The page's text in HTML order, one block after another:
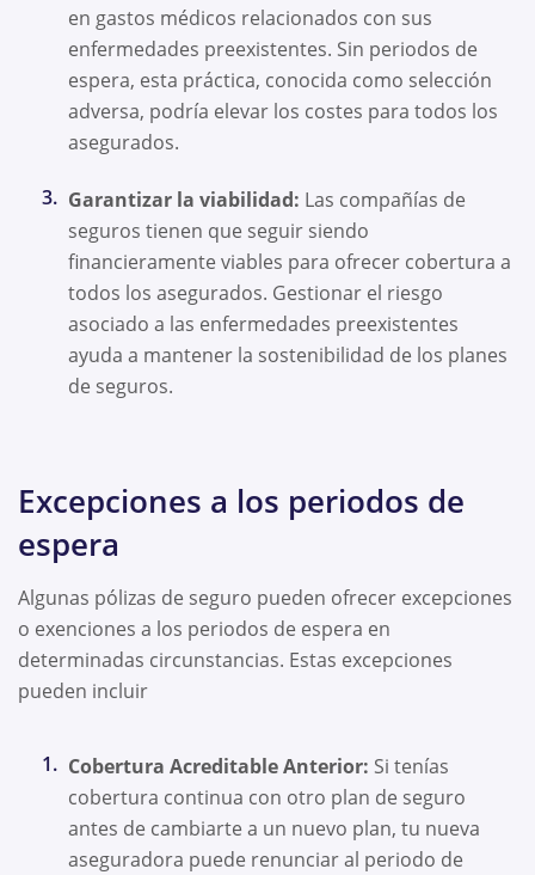
en gastos médicos relacionados con sus
enfermedades preexistentes. Sin periodos de
espera, esta práctica, conocida como selección
adversa, podría elevar los costes para todos los
asegurados.
Garantizar la viabilidad: Las compañías de
seguros tienen que seguir siendo
financieramente viables para ofrecer cobertura a
todos los asegurados. Gestionar el riesgo
asociado a las enfermedades preexistentes
ayuda a mantener la sostenibilidad de los planes
de seguros.
Excepciones a los periodos de
espera
Algunas pólizas de seguro pueden ofrecer excepciones
o exenciones a los periodos de espera en
determinadas circunstancias. Estas excepciones
pueden incluir
Cobertura Acreditable Anterior: Si tenías
cobertura continua con otro plan de seguro
antes de cambiarte a un nuevo plan, tu nueva
aseguradora puede renunciar al periodo de